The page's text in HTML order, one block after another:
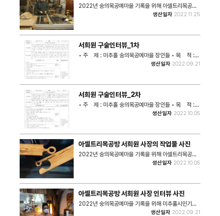
2022년 숭의목공예마을 기록을 위해 아셀트리목공방
서희원 사장이 작업하시는 모습을 촬영한 사진이다. •
사진장수 : 4장 • 관련파일(비공개) 1) 개인정보 수집 및
이용동의서, 구술 및 구술자료 활용동의서
생산일자 2022.11.25
서희원 구술인터뷰_1차
• 주 제 : 미추홀 숭의목공예마을 장인들 • 목 적 :
지역의 특색이 살아있는 숭의목공예마을에서 목공예의
: 서희원 • 면 담 자 : 시민기록단 조연희 • 면담지원 : 학
산문화원 최지은 • 면담일자 : 2022년 9월 21일 • 면
담장소 : 아셀트리목공방 • 구술내용 요약 : 1976년 인
천에서 태어나 20대 초반 항공정비에 관심이 있어 공군
부사관으로 군 생활을 하다가 이후에 인테리어에 관심이
있어 4년 정도 근무함. 종교적인 이유로 7년 정도 노인
음. • 관리 파일(비공개) 1. 활동기획안 2. 구술활용동의
서 3. 개인정보동의서 4. 음성파일 5. 녹취문
생산일자 2022.09.21
서희원 구술인터뷰_2차
• 주 제 : 미추홀 숭의목공예마을 장인들 • 목 적 :
지역의 특색이 살아있는 숭의목공예마을에서 목공예의
: 서희원 • 면 담 자 : 시민기록단 조연희 • 면담지원 : 최
지은 • 면담일자 : 2022년 10월 5일 • 면담장소 : 아셀
트리목공방 • 구술내용 요약 : 독학으로 목공을 배움, 목
공일을 시작할 때부터 교육에 뜻이 있었음. 기계를 만지
는데 두려움이 없고 제제목을 만질 때 가장 재밌음. 우연
한 계기로 개인 레슨을 하게 되어 목공 교육을 시작함.
3. 개인정보동의서 4. 음성파일 5. 녹취문
생산일자 2022.10.05
아셀트리목공방 서희원 사장의 작업물 사진
2022년 숭의목공예마을 기록을 위해 아셀트리목공방
서희원 사장의 작업물을 촬영한 사진이다. • 촬영장소 :
2장
생산일자 2022.10.05
아셀트리목공방 서희원 사장 인터뷰 사진
2022년 숭의목공예마을 기록을 위해 미추홀시민기록
단 조연희가 아셀트리목공방 서희원 사장을 인터뷰하는
생산일자 2022.09.21